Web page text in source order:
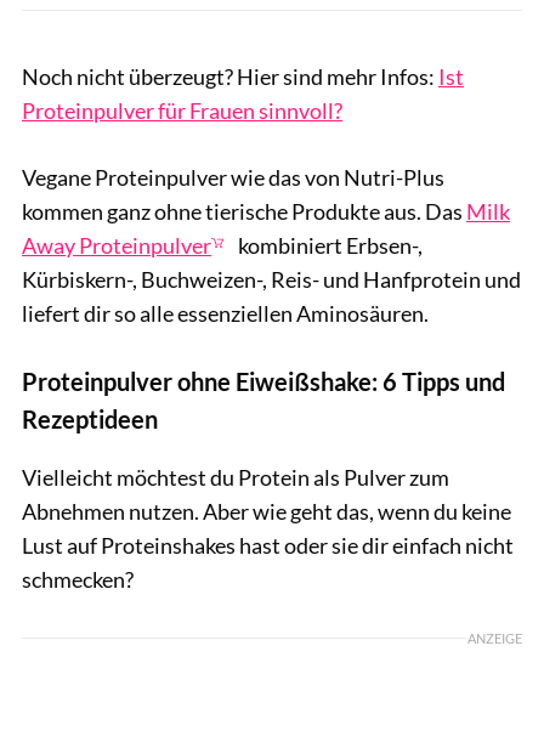
Noch nicht überzeugt? Hier sind mehr Infos: Ist
Proteinpulver für Frauen sinnvoll?
Vegane Proteinpulver wie das von Nutri-Plus
kommen ganz ohne tierische Produkte aus. Das Milk
Away Proteinpulver
kombiniert Erbsen-,
Kürbiskern-, Buchweizen-, Reis- und Hanfprotein und
liefert dir so alle essenziellen Aminosäuren.
Proteinpulver ohne Eiweißshake: 6 Tipps und
Rezeptideen
Vielleicht möchtest du Protein als Pulver zum
Abnehmen nutzen. Aber wie geht das, wenn du keine
Lust auf Proteinshakes hast oder sie dir einfach nicht
schmecken?
ANZEIGE